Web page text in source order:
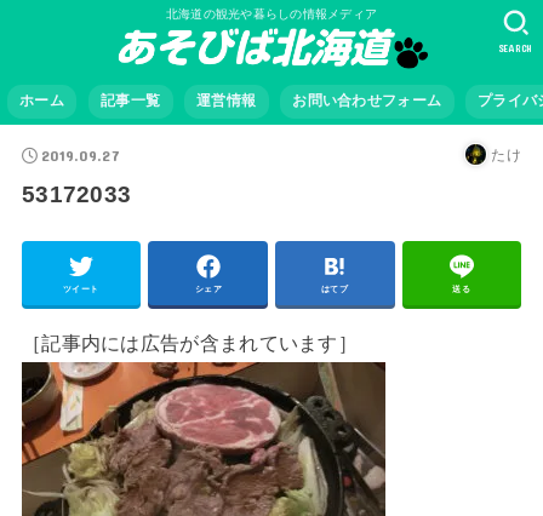
北海道の観光や暮らしの情報メディア
ホーム 記事一覧 運営情報 お問い合わせフォーム プライバ
SEARCH
2019.09.27 たけ
53172033
ツイート シェア はてブ 送る
［記事内には広告が含まれています］